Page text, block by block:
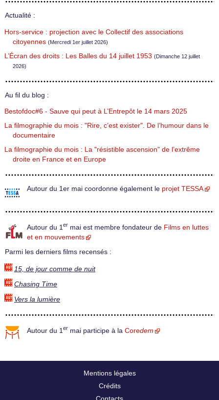
Actualité :
Hors-service : projection avec le Collectif des associations
citoyennes (Mercredi 1er juillet 2026)
L’Écran des droits : Les Balles du 14 juillet 1953 (Dimanche 12 juillet
2026)
Au fil du blog :
Bestofdoc#6 - Sauve qui peut à L’Entrepôt le 14 mars 2025
La filmographie du mois : "Rire, c’est exister". De l’humour dans le
documentaire
La filmographie du mois : La "résistible ascension" de l’extrême
droite en France et en Europe
Autour du 1er mai coordonne également le projet TESSA
Autour du 1 er mai est membre fondateur de Films en luttes
et en mouvements
Parmi les derniers films recensés :
15, de jour comme de nuit
Chasing Time
Vers la lumière
Autour du 1 er mai participe à la Coredem
Mentions légales
Crédits